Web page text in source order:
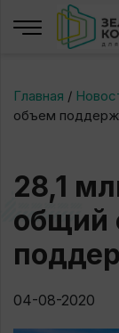
Главная /
объем
28,1
общий
04-08-2020